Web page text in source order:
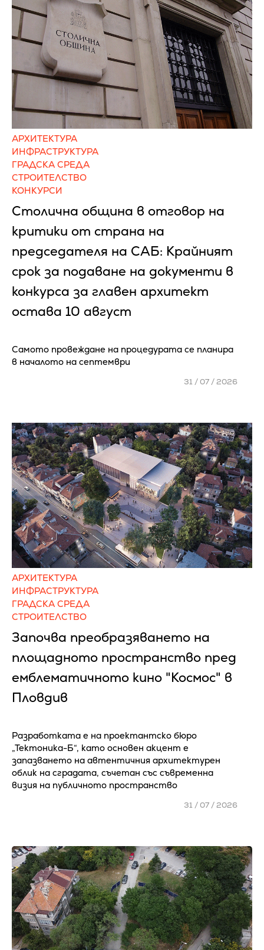
АРХИТЕКТУРА
ИНФРАСТРУКТУРА
ГРАДСКА СРЕДА
СТРОИТЕЛСТВО
КОНКУРСИ
Столична община в отговор на
критики от страна на
председателя на САБ: Крайният
срок за подаване на документи в
конкурса за главен архитект
остава 10 август
Самото провеждане на процедурата се планира
в началото на септември
31 / 07 / 2026
АРХИТЕКТУРА
ИНФРАСТРУКТУРА
ГРАДСКА СРЕДА
СТРОИТЕЛСТВО
Започва преобразяването на
площадното пространство пред
емблематичното кино "Космос" в
Пловдив
Разработката е на проектантско бюро
„Тектоника-Б“, като основен акцент е
запазването на автентичния архитектурен
облик на сградата, съчетан със съвременна
визия на публичното пространство
31 / 07 / 2026